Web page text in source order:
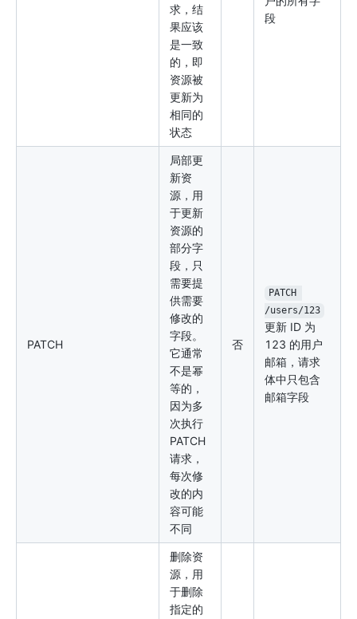
求，结
果应该
是一致
的，即
资源被
更新为
相同的
状态
段
PATCH
局部更
新资
源，用
于更新
资源的
部分字
段，只
需要提
供需要
修改的
字段。
它通常
不是幂
等的，
因为多
次执行
PATCH
请求，
每次修
改的内
容可能
不同
否
PATCH
/users/123
更新 ID 为
123 的用户
邮箱，请求
体中只包含
邮箱字段
删除资
源，用
于删除
指定的